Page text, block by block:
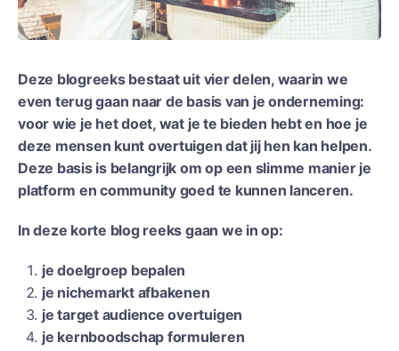
Deze blogreeks bestaat uit vier delen, waarin we
even terug gaan naar de basis van je onderneming:
voor wie je het doet, wat je te bieden hebt en hoe je
deze mensen kunt overtuigen dat jij hen kan helpen.
Deze basis is belangrijk om op een slimme manier je
platform en community goed te kunnen lanceren.
In deze korte blog reeks gaan we in op:
je doelgroep bepalen
je nichemarkt afbakenen
je target audience overtuigen
je kernboodschap formuleren